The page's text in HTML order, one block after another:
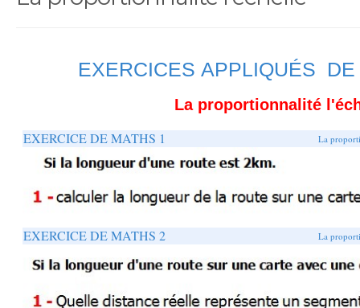
EXERCICES APPLIQUÉS DE
La proportionnalité
EXERCICE DE MATHS 1 La
EXERCICE DE MATHS 2 La